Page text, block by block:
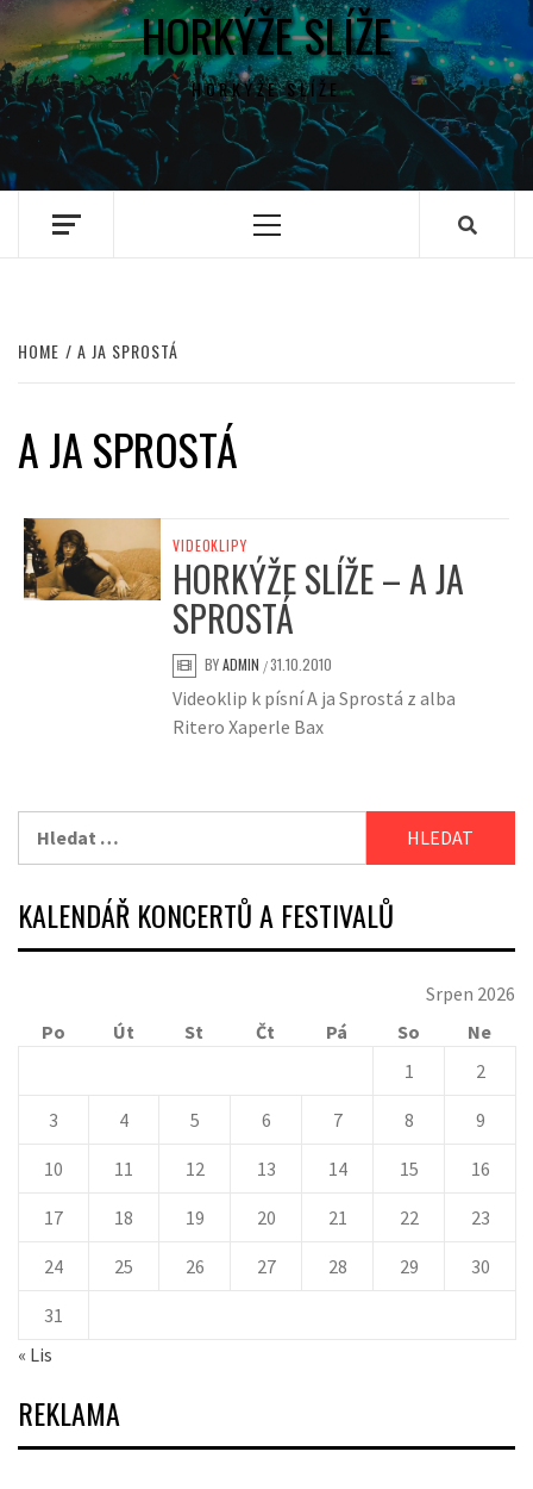
HORKÝŽE SLÍŽE
HORKÝŽE SLÍŽE
Primary
HOME A JA SPROSTÁ
A JA SPROSTÁ
VIDEOKLIPY
HORKÝŽE SLÍŽE – A JA
SPROSTÁ
BYADMIN /31.10.2010
Videoklip k písní A ja Sprostá z alba
Ritero Xaperle Bax
KALENDÁŘ KONCERTŮ A FESTIVALŮ
Srpen 2026
Po
Út St Čt Pá So
Ne
1
2
3 4 5 6 7 8 9
10 11 12 13 14 15 16
17 18 19 20 21 22 23
24 25 26 27 28 29 30
31
« Lis
REKLAMA